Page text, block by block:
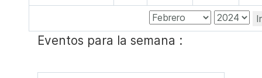
Eventos para la semana :